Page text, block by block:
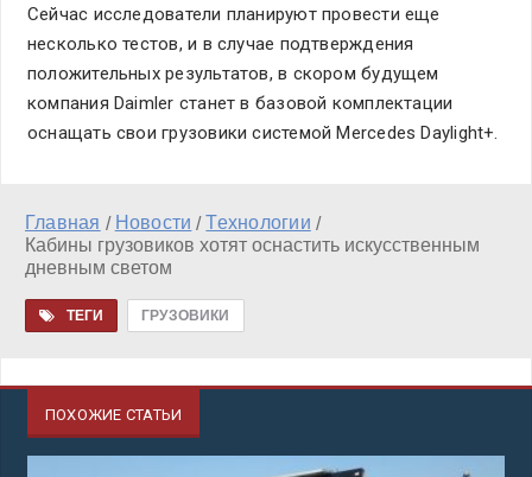
Сейчас исследователи планируют провести еще
несколько тестов, и в случае подтверждения
положительных результатов, в скором будущем
компания Daimler станет в базовой комплектации
оснащать свои грузовики системой Mercedes Daylight+.
Главная / Новости /Технологии /
Кабины грузовиков хотят оснастить искусственным
дневным светом
ТЕГИ ГРУЗОВИКИ
ПОХОЖИЕ СТАТЬИ